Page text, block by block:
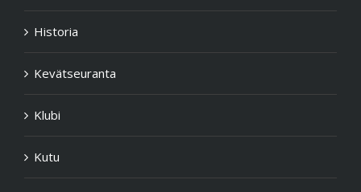
Historia
Kevätseuranta
Klubi
Kutu